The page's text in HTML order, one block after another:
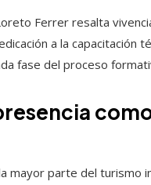
Ferrer resalta
a la capacitación
fase del proceso
mayor parte del turismo